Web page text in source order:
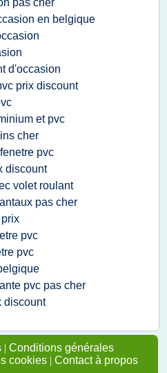
pas cher
en belgique
d'occasion
prix discount
et pvc
cher
pvc
discount
volet roulant
pas cher
pvc
pvc
pvc pas cher
discount
| Conditions générales
cookies | Contact à propos